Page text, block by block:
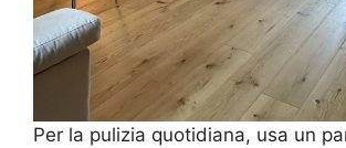
Per la pulizia quotidiana, usa un